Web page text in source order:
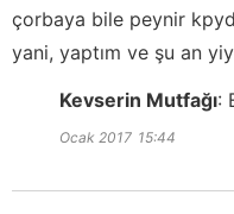
çorbaya bile peynir
yani, yaptım ve şu an
Kevserin Mutfağı:
Ocak 2017 15:44